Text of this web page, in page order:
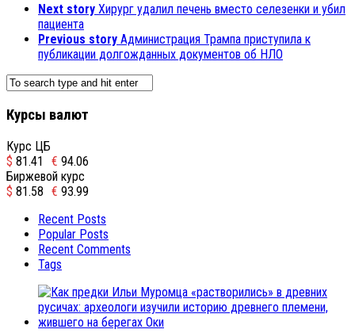
Next story Хирург удалил печень вместо селезенки и убил
пациента
Previous story Администрация Трампа приступила к
публикации долгожданных документов об НЛО
Курсы валют
Курс ЦБ
$ 81.41 € 94.06
Биржевой курс
$ 81.58 € 93.99
Recent Posts
Popular Posts
Recent Comments
Tags